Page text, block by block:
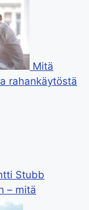
Mitä
rahankäytöstä
Stubb
– mitä